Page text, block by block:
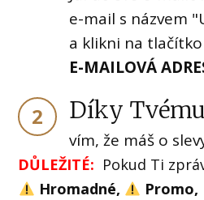
e-mail s názvem
a klikni na
E-MAILOVÁ
2 Díky
vím, že máš o
DŮLEŽITÉ: Pokud Ti
Hromadné,
Promo,